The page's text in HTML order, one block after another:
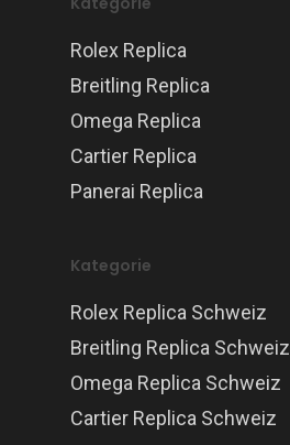
Rolex Replica
Breitling Replica
Omega Replica
Cartier Replica
Panerai Replica
Kategorie
Rolex Replica Schweiz
Breitling Replica Schweiz
Omega Replica Schweiz
Cartier Replica Schweiz